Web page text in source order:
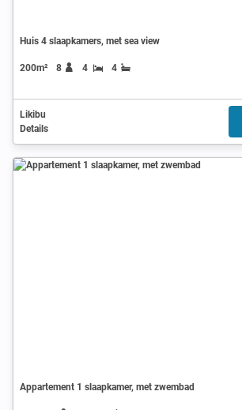
Huis 4 slaapkamers, met sea view
200m² 8 4 4
Likibu
Details
Appartement 1 slaapkamer, met zwembad